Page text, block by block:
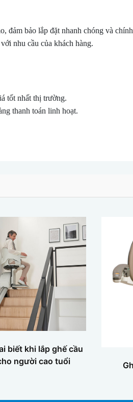
đảm bảo lắp đặt nhanh chóng và
nhu cầu của khách hàng.
tốt nhất thị trường.
thanh toán linh hoạt.
biết khi lắp ghế cầu
người cao tuổi